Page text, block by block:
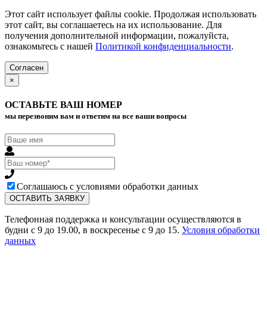
Этот сайт использует файлы cookie. Продолжая использовать
этот сайт, вы соглашаетесь на их использование. Для
получения дополнительной информации, пожалуйста,
ознакомьтесь с нашей Политикой конфиденциальности.
Согласен
×
ОСТАВЬТЕ ВАШ НОМЕР
мы перезвоним вам и ответим на все ваши вопросы
Соглашаюсь с условиями обработки данных
Телефонная поддержка и консультации осуществляются в
будни с 9 до 19.00, в воскресенье с 9 до 15. Условия обработки
данных